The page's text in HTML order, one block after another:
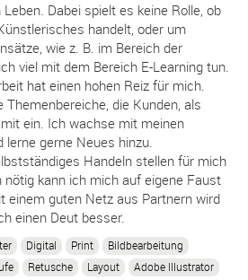
Dabei spielt es keine Rolle, ob
handelt, oder um
wie z. B. im Bereich der
viel mit dem Bereich E-Learning tun.
hat einen hohen Reiz für mich.
die Kunden, als
ein. Ich wachse mit meinen
lerne gerne Neues hinzu.
Handeln stellen für mich
nötig kann ich mich auf eigene Faust
einem guten Netz aus Partnern wird
einen Deut besser.
Digital Print
Bildbearbeitung
Retusche Layout
Adobe Illustrator